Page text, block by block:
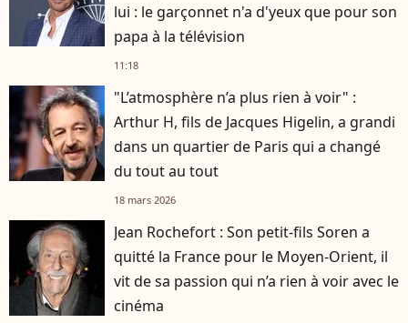
lui : le garçonnet n'a d'yeux que pour son
papa à la télévision
11:18
"L’atmosphère n’a plus rien à voir" :
Arthur H, fils de Jacques Higelin, a grandi
dans un quartier de Paris qui a changé
du tout au tout
18 mars 2026
Jean Rochefort : Son petit-fils Soren a
quitté la France pour le Moyen-Orient, il
vit de sa passion qui n’a rien à voir avec le
cinéma